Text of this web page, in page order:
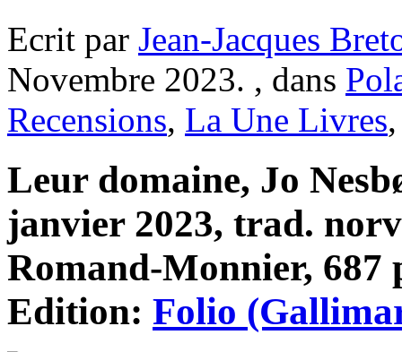
Ecrit par Jean-Jacques
Novembre 2023. , dans
Recensions, La Une Livres
Leur domaine, Jo
janvier 2023, trad.
Romand-Monnier, 687
Edition: Folio